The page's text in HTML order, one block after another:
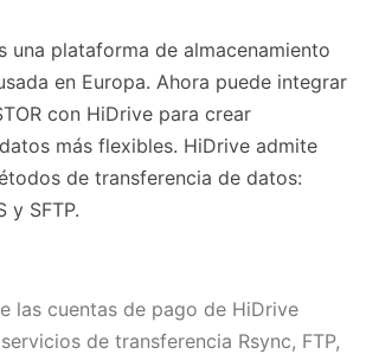
una plataforma de almacenamiento
en Europa. Ahora puede integrar
con HiDrive para crear
más flexibles. HiDrive admite
de transferencia de datos:
y SFTP.
las cuentas de pago de HiDrive
de transferencia Rsync, FTP,